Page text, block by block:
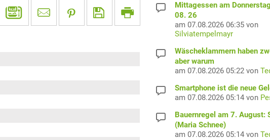
Mittagessen am
08. 26
am 07.08.2026 06:35 von
Silviatempelmayr
Wäscheklammern haben
aber warum
am 07.08.2026 05:22 von
Smartphone ist die neue
am 07.08.2026 05:14 von
Bauernregel am 7. August:
(Maria Schnee)
am 07.08.2026 05:14 von